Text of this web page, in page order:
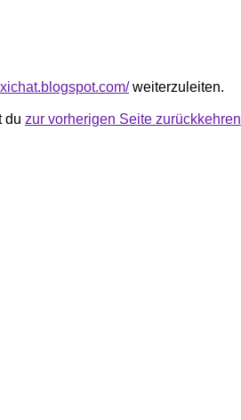
weiterzuleiten.
du zur vorherigen Seite zurückkehren